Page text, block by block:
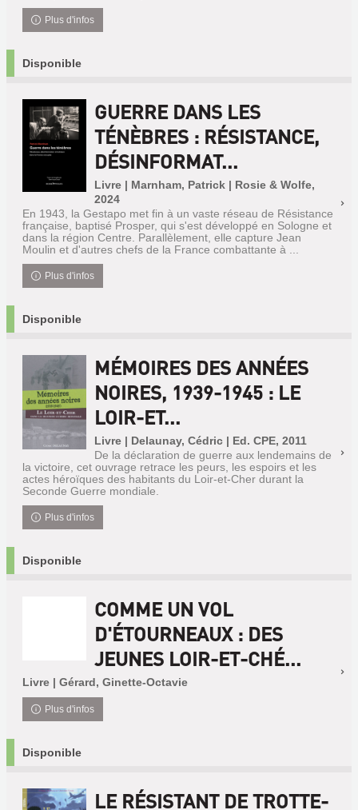
Plus d'infos
Disponible
GUERRE DANS LES
TÉNÈBRES : RÉSISTANCE,
DÉSINFORMAT...
Livre | Marnham, Patrick | Rosie & Wolfe,
2024
En 1943, la Gestapo met fin à un vaste réseau de Résistance
française, baptisé Prosper, qui s'est développé en Sologne et
dans la région Centre. Parallèlement, elle capture Jean
Moulin et d'autres chefs de la France combattante à ...
Plus d'infos
Disponible
MÉMOIRES DES ANNÉES
NOIRES, 1939-1945 : LE
LOIR-ET...
Livre | Delaunay, Cédric | Ed. CPE, 2011
De la déclaration de guerre aux lendemains de
la victoire, cet ouvrage retrace les peurs, les espoirs et les
actes héroïques des habitants du Loir-et-Cher durant la
Seconde Guerre mondiale.
Plus d'infos
Disponible
COMME UN VOL
D'ÉTOURNEAUX : DES
JEUNES LOIR-ET-CHÉ...
Livre | Gérard, Ginette-Octavie
Plus d'infos
Disponible
LE RÉSISTANT DE TROTTE-